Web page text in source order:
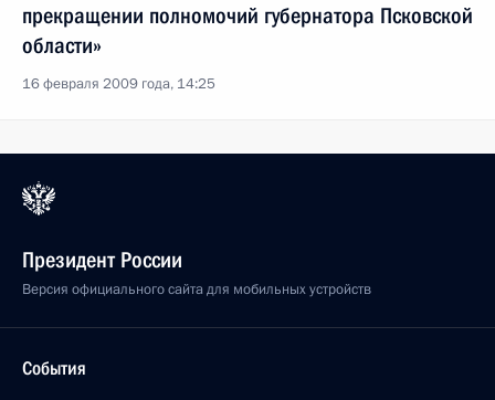
прекращении полномочий губернатора Псковской
области»
16 февраля 2009 года, 14:25
Президент России
Версия официального сайта для мобильных устройств
События